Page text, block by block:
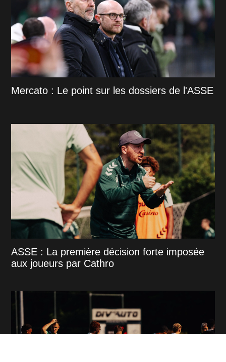
Mercato : Le point sur les dossiers de l'ASSE
ASSE : La première décision forte imposée
aux joueurs par Cathro